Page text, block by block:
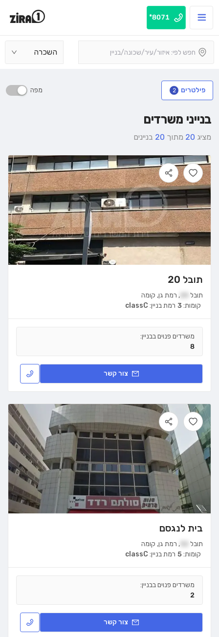
8071*
השכרה
פילטרים 2 מפה
בנייני משרדים
מציג 20 מתוך 20 בניינים
תובל 20
תובל , רמת גן, קומה
רמת בניין: classC קומות:3
משרדים פנוים בבניין:
8
צור קשר
בית לנגסם
תובל , רמת גן, קומה
רמת בניין: classC קומות:5
משרדים פנוים בבניין:
2
צור קשר